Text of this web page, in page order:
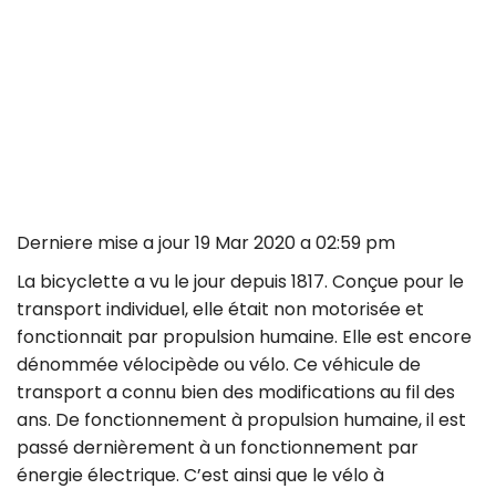
Derniere mise a jour 19 Mar 2020 a 02:59 pm
La bicyclette a vu le jour depuis 1817. Conçue pour le
transport individuel, elle était non motorisée et
fonctionnait par propulsion humaine. Elle est encore
dénommée vélocipède ou vélo. Ce véhicule de
transport a connu bien des modifications au fil des
ans. De fonctionnement à propulsion humaine, il est
passé dernièrement à un fonctionnement par
énergie électrique. C’est ainsi que le vélo à